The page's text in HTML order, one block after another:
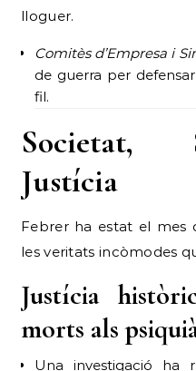
lloguer.
Comitès d’Empresa i
de guerra per
fil.
Societat,
Justícia
Febrer ha estat el mes
les veritats incòmodes
Justícia
morts als
Una investigació ha